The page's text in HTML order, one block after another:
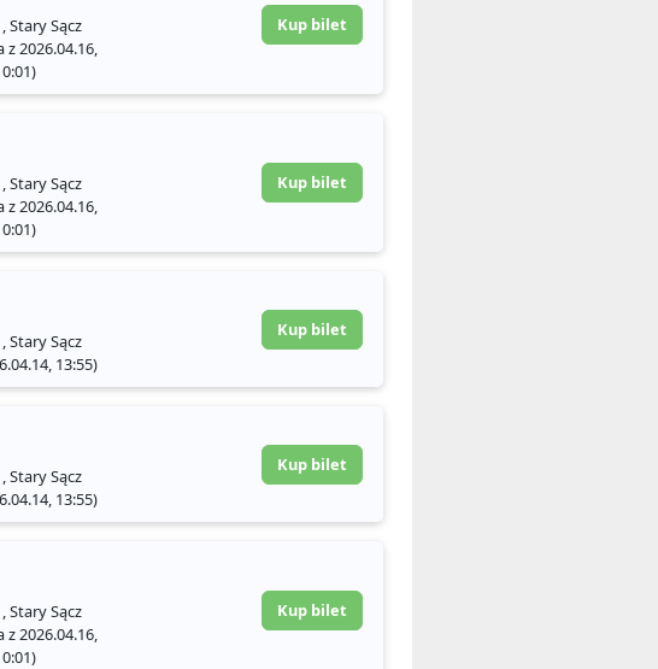
Stary Sącz
z 2026.04.16,
Kup bilet
Stary Sącz
z 2026.04.16,
Kup bilet
Stary Sącz
13:55)
Kup bilet
Stary Sącz
13:55)
Kup bilet
Stary Sącz
z 2026.04.16,
Kup bilet